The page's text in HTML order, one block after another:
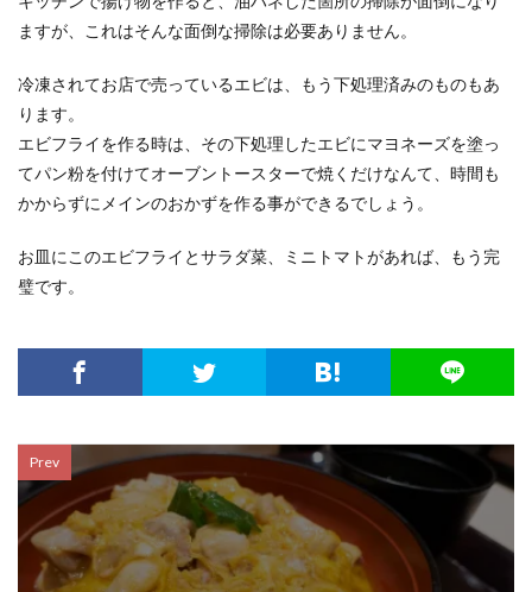
ますが、これはそんな面倒な掃除は必要ありません。
冷凍されてお店で売っているエビは、もう下処理済みのものもあ
ります。
エビフライを作る時は、その下処理したエビにマヨネーズを塗っ
てパン粉を付けてオーブントースターで焼くだけなんて、時間も
かからずにメインのおかずを作る事ができるでしょう。
お皿にこのエビフライとサラダ菜、ミニトマトがあれば、もう完
璧です。
Prev